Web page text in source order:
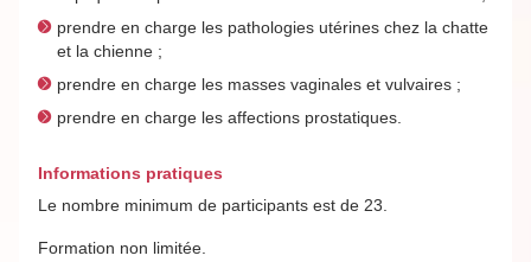
prendre en charge les pathologies utérines chez la chatte
et la chienne ;
prendre en charge les masses vaginales et vulvaires ;
prendre en charge les affections prostatiques.
Informations pratiques
Le nombre minimum de participants est de 23.
Formation non limitée.